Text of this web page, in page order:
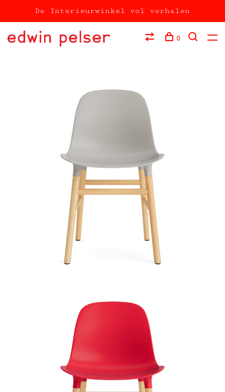
De Interieurwinkel vol verhalen
0